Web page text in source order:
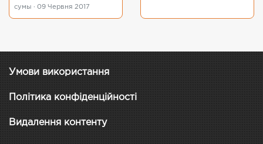
сумы · 09 Червня 2017
Умови використання
Політика конфіденційності
Видалення контенту